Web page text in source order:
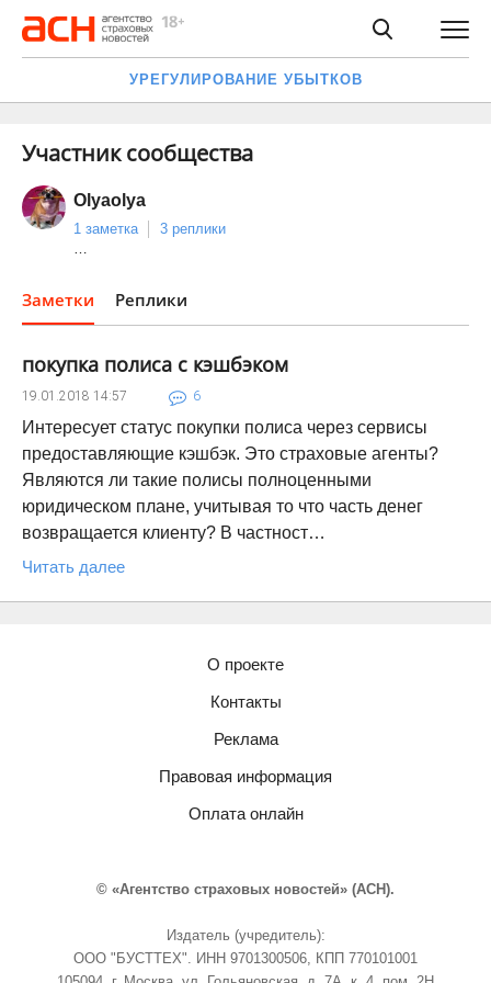
УРЕГУЛИРОВАНИЕ УБЫТКОВ
Участник сообщества
Olyaolya
1 заметка
3 реплики
…
Заметки Реплики
покупка полиса с кэшбэком
19.01.2018 14:57 6
Интересует статус покупки полиса через сервисы
предоставляющие кэшбэк. Это страховые агенты?
Являются ли такие полисы полноценными
юридическом плане, учитывая то что часть денег
возвращается клиенту? В частност…
Читать далее
О проекте
Контакты
Реклама
Правовая информация
Оплата онлайн
© «Агентство страховых новостей» (АСН).
Издатель (учредитель):
ООО "БУСТТЕХ". ИНН 9701300506, КПП 770101001